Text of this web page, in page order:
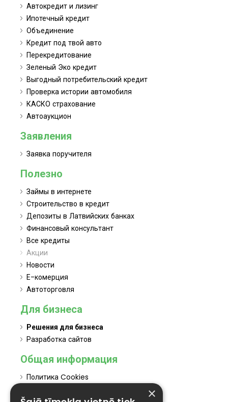
Автокредит и лизинг
Ипотечный кредит
Объединение
Кредит под твой авто
Перекредитование
Зеленый Эко кредит
Выгодный потребительский кредит
Проверка истории автомобиля
КАСКО страхование
Автоаукцион
Заявления
Заявка поручителя
Полезно
Займы в интернете
Строительство в кредит
Депозиты в Латвийских банках
Финансовый консультант
Все кредиты
Акции
Новости
Е-комерция
Автоторговля
Для бизнеса
Решения для бизнеса
Разработка сайтов
Общая информация
Политика Cookies
×